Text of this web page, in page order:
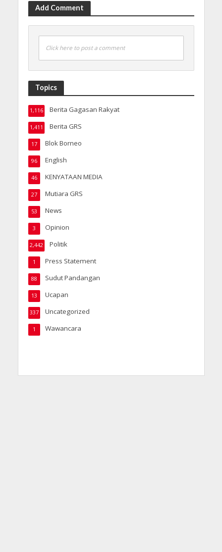
Add Comment
Click here to post a comment
Topics
Berita Gagasan Rakyat
1,116
Berita GRS
1,411
Blok Borneo
17
English
96
KENYATAAN MEDIA
46
Mutiara GRS
27
News
53
Opinion
3
Politik
2,442
Press Statement
1
Sudut Pandangan
88
Ucapan
13
Uncategorized
337
Wawancara
1